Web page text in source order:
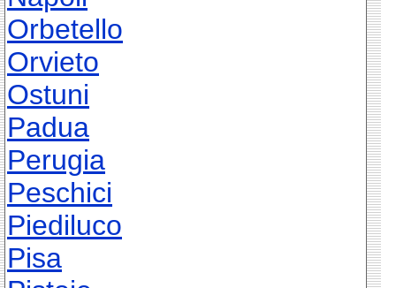
Orbetello
Orvieto
Ostuni
Padua
Perugia
Peschici
Piediluco
Pisa